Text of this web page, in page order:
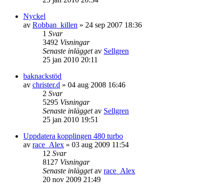
Nyckel
av Robban_killen » 24 sep 2007 18:36
1 Svar
3492 Visningar
Senaste inläggetav Sellgren
25 jan 2010 20:11
baknackstöd
av christer.d » 04 aug 2008 16:46
2 Svar
5295 Visningar
Senaste inläggetav Sellgren
25 jan 2010 19:51
Uppdatera kopplingen 480 turbo
av race_Alex » 03 aug 2009 11:54
12 Svar
8127 Visningar
Senaste inläggetav race_Alex
20 nov 2009 21:49